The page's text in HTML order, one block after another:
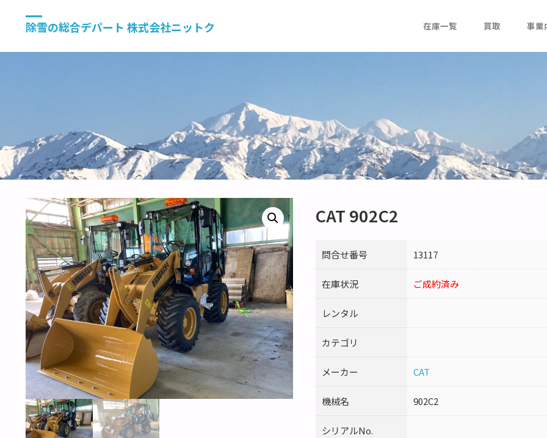
除雪の総合デパート 株式会社ニットク 在庫一覧 買取 事業
CAT 902C2
問合せ番号 13117
在庫状況 ご成約済み
レンタル
カテゴリ
メーカー CAT
機械名 902C2
シリアルNo.